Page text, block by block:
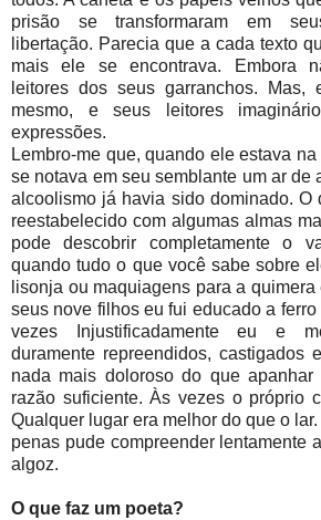
prisão se transformaram em
libertação. Parecia que a cada texto
mais ele se encontrava. Embora
leitores dos seus garranchos. Mas,
mesmo, e seus leitores
expressões.
Lembro-me que, quando ele estava
se notava em seu semblante um ar de
alcoolismo já havia sido dominado. O
reestabelecido com algumas almas
pode descobrir completamente o
quando tudo o que você sabe sobre
lisonja ou maquiagens para a
seus nove filhos eu fui educado a
vezes Injustificadamente eu e
duramente repreendidos, castigados
nada mais doloroso do que
razão suficiente. Às vezes o próprio
Qualquer lugar era melhor do que o
penas pude compreender lentamente
algoz.
O que faz um poeta?